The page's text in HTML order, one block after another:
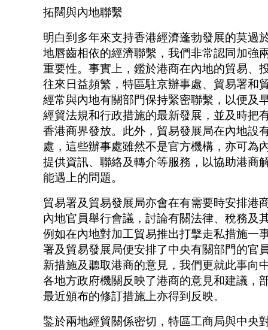
拓闊與內地聯繫
明白到多年來支持香港經濟蓬勃發展的莫過
地唇齒相依的經濟聯繫，我們非常認同加強
重要性。事實上，鑑於港商在內地的貿易、
往來日益頻繁，特區駐京辦事處、貿易署和
經常與內地有關部門保持緊密聯繫，以便及
經貿法規和行政措施的最新發展，並及時把
香港商界發放。此外，貿易發展局在內地設
處，這些辦事處雖然不是官方機構，亦可為
提供資訊、聯絡及轉介等服務，以協助港商
能遇上的問題。
貿易署及貿易發展局亦會在有需要時安排港
內地官員舉行會議，討論有關法律、稅務及
例如在內地對加工貿易推出打擊走私措施一
署及貿易發展局便安排了中央有關部門的官
新措施及聽取港商的意見，我們更就此事向
各地方政府機關反映了港商的意見和建議，
最近頒布的修訂措施上亦得到反映。
鍳於兩地經貿關係密切，特區工商局與中央